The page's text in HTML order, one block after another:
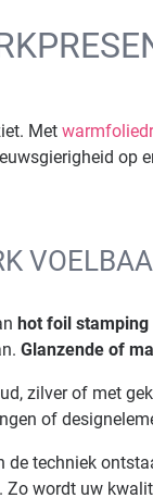
Met
op
hot foil stamping
Glanzende of
zilver of met
of
de techniek
Zo wordt uw